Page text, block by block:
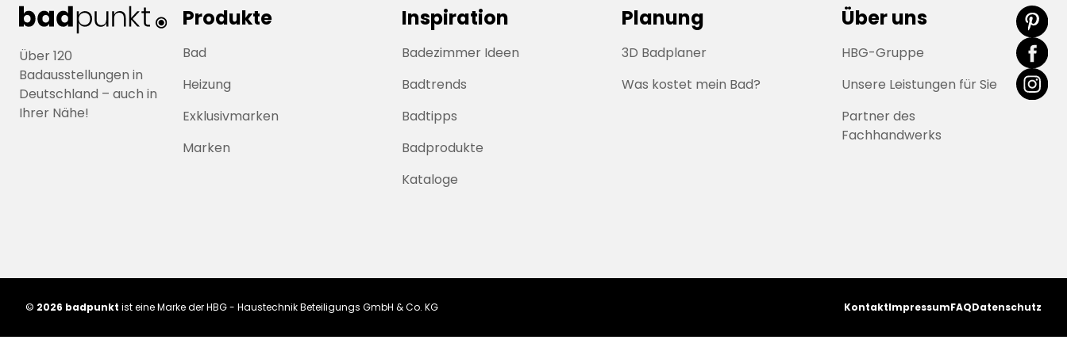
Über 120
Badausstellungen in
Deutschland – auch in
Ihrer Nähe!
Produkte
Bad
Heizung
Exklusivmarken
Marken
Inspiration
Badezimmer Ideen
Badtrends
Badtipps
Badprodukte
Kataloge
Planung
3D Badplaner
Was kostet mein Bad?
Über uns
HBG-Gruppe
Unsere Leistungen für Sie
Partner des
Fachhandwerks
© 2026 badpunkt ist eine Marke der HBG - Haustechnik Beteiligungs GmbH & Co. KG KontaktImpressumFAQDatenschutz